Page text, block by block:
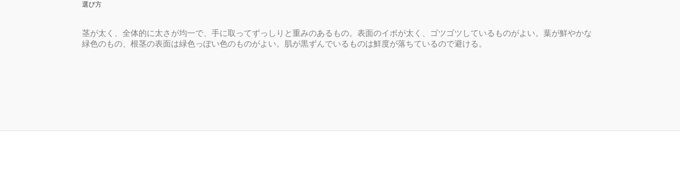
選び方
茎が太く、全体的に太さが均一で、手に取ってずっしりと重みのあるもの。表面のイボが太く、ゴツゴツしているものがよい。葉が鮮やかな
緑色のもの、根茎の表面は緑色っぽい色のものがよい。肌が黒ずんでいるものは鮮度が落ちているので避ける。